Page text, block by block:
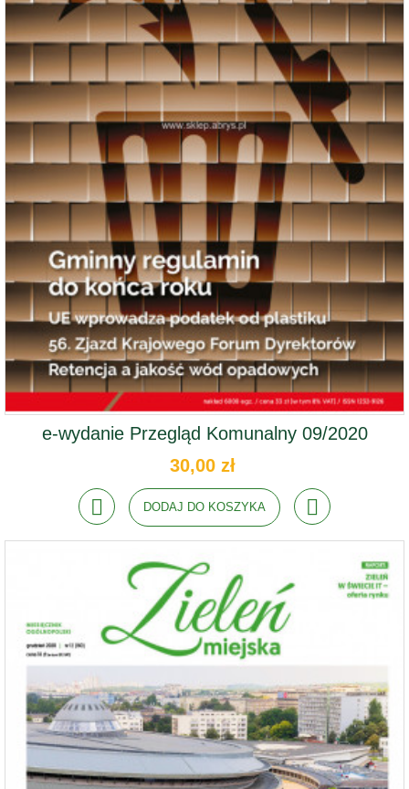
e-wydanie Przegląd Komunalny 09/2020
30,00 zł
DODAJ DO KOSZYKA